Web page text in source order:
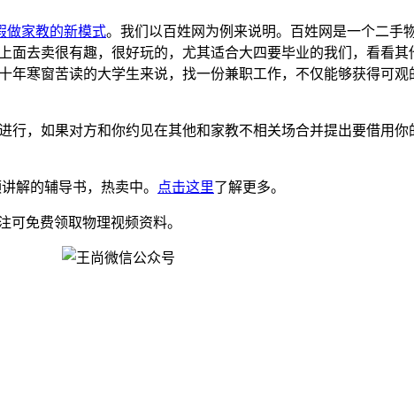
做家教的新模式。我们以百姓网为例来说明。百姓网是一个二手
去卖很有趣，很好玩的，尤其适合大四要毕业的我们，看看
寒窗苦读的大学生来说，找一份兼职工作，不仅能够获得可
，如果对方和你约见在其他和家教不相关场合并提出要借用你
解的辅导书，热卖中。 点击这里了解更多。
可免费领取物理视频资料。